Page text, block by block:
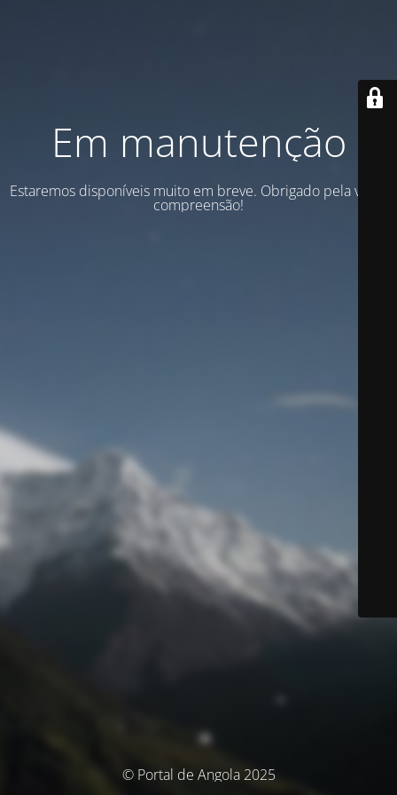
Em manutenção
Estaremos disponíveis muito em breve. Obrigado pela vossa
compreensão!
© Portal de Angola 2025